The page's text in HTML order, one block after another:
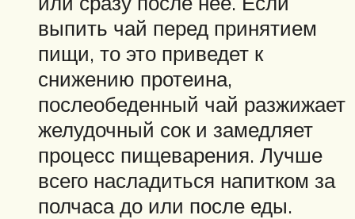
выпить чай перед принятием
пищи, то это приведет к
снижению протеина,
послеобеденный чай разжижает
желудочный сок и замедляет
процесс пищеварения. Лучше
всего насладиться напитком за
полчаса до или после еды.